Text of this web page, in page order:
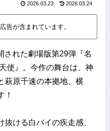
2026.03.23 2026.03.24
告が含まれています。
された劇場版第29弾『名
使』。今作の舞台は、神
萩原千速の本拠地、横
！
ける白バイの疾走感、